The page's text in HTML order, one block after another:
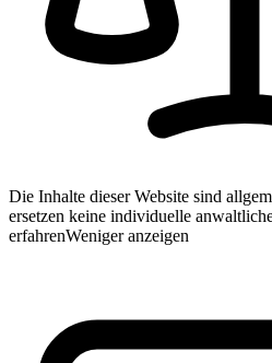
Die Inhalte dieser Website sind
ersetzen keine individuelle
erfahrenWeniger anzeigen